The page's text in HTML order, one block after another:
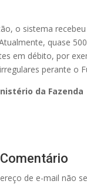
o sistema
quase
em débito, por
perante o
da Fazenda
de e-mail não